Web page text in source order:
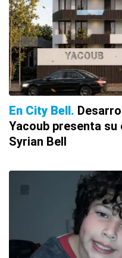
En City Bell
Yacoub presenta
Syrian Bell